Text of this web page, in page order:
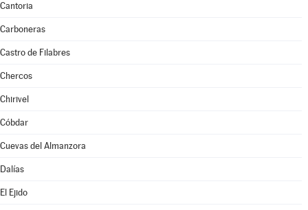
Cantoria
Carboneras
Castro de Filabres
Chercos
Chirivel
Cóbdar
Cuevas del Almanzora
Dalías
El Ejido